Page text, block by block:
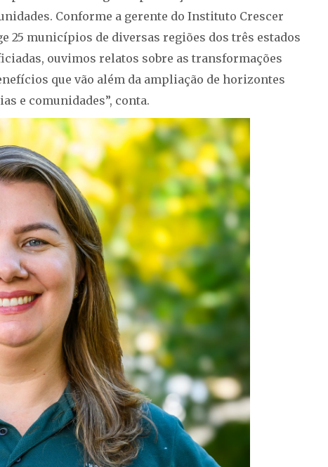
Conforme a gerente do Instituto Crescer
25 municípios de diversas regiões dos três estados
ouvimos relatos sobre as transformações
que vão além da ampliação de horizontes
e comunidades”, conta.